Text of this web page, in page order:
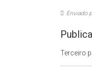
Enviado
Terceiro